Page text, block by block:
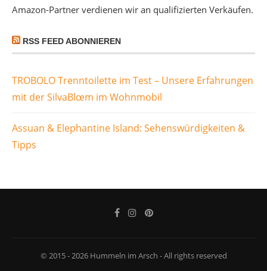
Amazon-Partner verdienen wir an qualifizierten Verkäufen.
RSS FEED ABONNIEREN
TROBOLO Trenntoilette im Test – Unsere Erfahrungen
mit der SilvaBlœm im Wohnmobil
Assuan & Elephantine Island: Sehenswürdigkeiten &
Tipps
© 2015 - 2026 Hummeln im Arsch - All rights reserved